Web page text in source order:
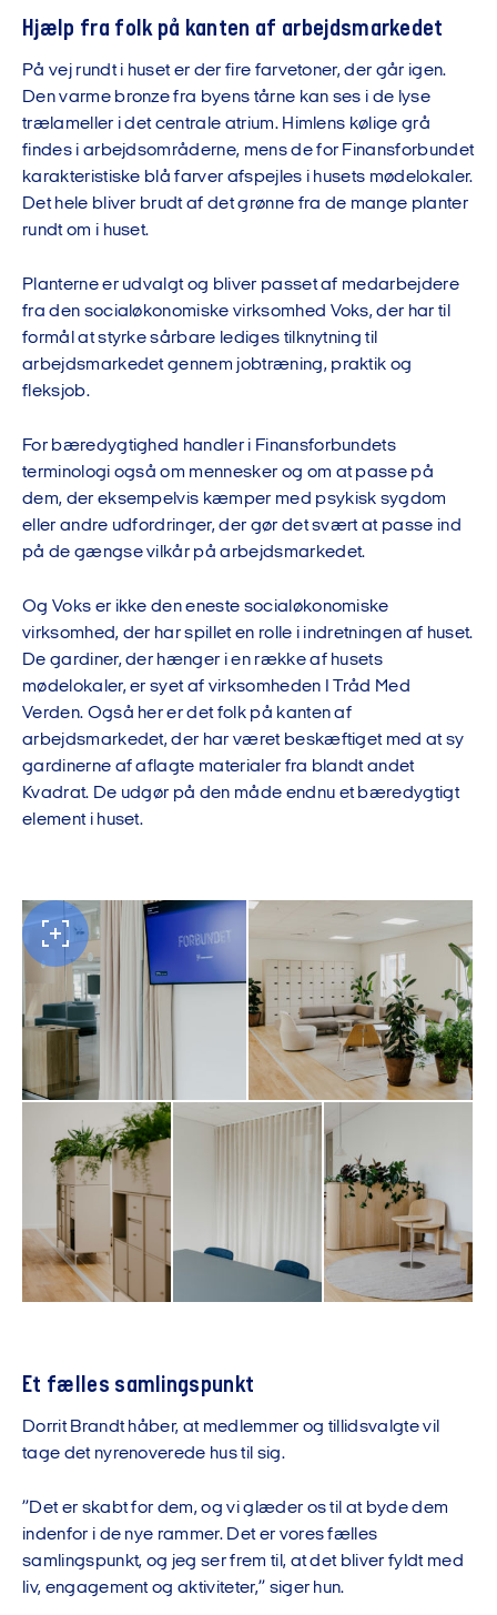
Hjælp fra folk på kanten af arbejdsmarkedet
På vej rundt i huset er der fire farvetoner, der går igen.
Den varme bronze fra byens tårne kan ses i de lyse
trælameller i det centrale atrium. Himlens kølige grå
findes i arbejdsområderne, mens de for Finansforbundet
karakteristiske blå farver afspejles i husets mødelokaler.
Det hele bliver brudt af det grønne fra de mange planter
rundt om i huset.
Planterne er udvalgt og bliver passet af medarbejdere
fra den socialøkonomiske virksomhed Voks, der har til
formål at styrke sårbare lediges tilknytning til
arbejdsmarkedet gennem jobtræning, praktik og
fleksjob.
For bæredygtighed handler i Finansforbundets
terminologi også om mennesker og om at passe på
dem, der eksempelvis kæmper med psykisk sygdom
eller andre udfordringer, der gør det svært at passe ind
på de gængse vilkår på arbejdsmarkedet.
Og Voks er ikke den eneste socialøkonomiske
virksomhed, der har spillet en rolle i indretningen af huset.
De gardiner, der hænger i en række af husets
mødelokaler, er syet af virksomheden I Tråd Med
Verden. Også her er det folk på kanten af
arbejdsmarkedet, der har været beskæftiget med at sy
gardinerne af aflagte materialer fra blandt andet
Kvadrat. De udgør på den måde endnu et bæredygtigt
element i huset.
Et fælles samlingspunkt
Dorrit Brandt håber, at medlemmer og tillidsvalgte vil
tage det nyrenoverede hus til sig.
”Det er skabt for dem, og vi glæder os til at byde dem
indenfor i de nye rammer. Det er vores fælles
samlingspunkt, og jeg ser frem til, at det bliver fyldt med
liv, engagement og aktiviteter,” siger hun.